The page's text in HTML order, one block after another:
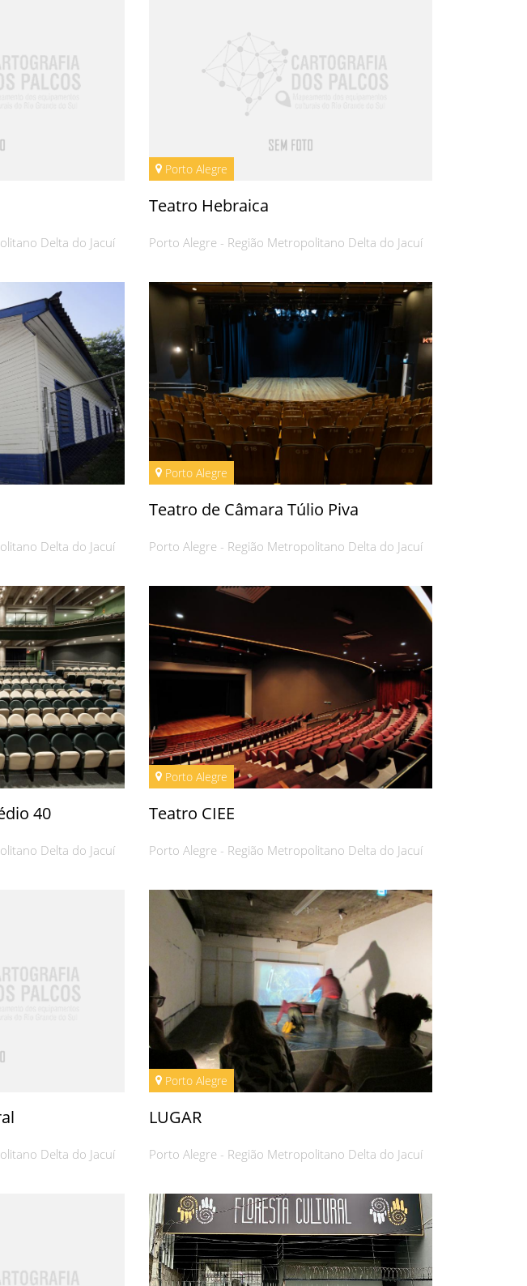
Delta do Jacuí
Porto Alegre
Teatro Hebraica
Porto Alegre - Região Metropolitano Delta do Jacuí
Delta do Jacuí
Porto Alegre
Teatro de Câmara Túlio Piva
Porto Alegre - Região Metropolitano Delta do Jacuí
40
Delta do Jacuí
Porto Alegre
Teatro CIEE
Porto Alegre - Região Metropolitano Delta do Jacuí
Delta do Jacuí
Porto Alegre
LUGAR
Porto Alegre - Região Metropolitano Delta do Jacuí